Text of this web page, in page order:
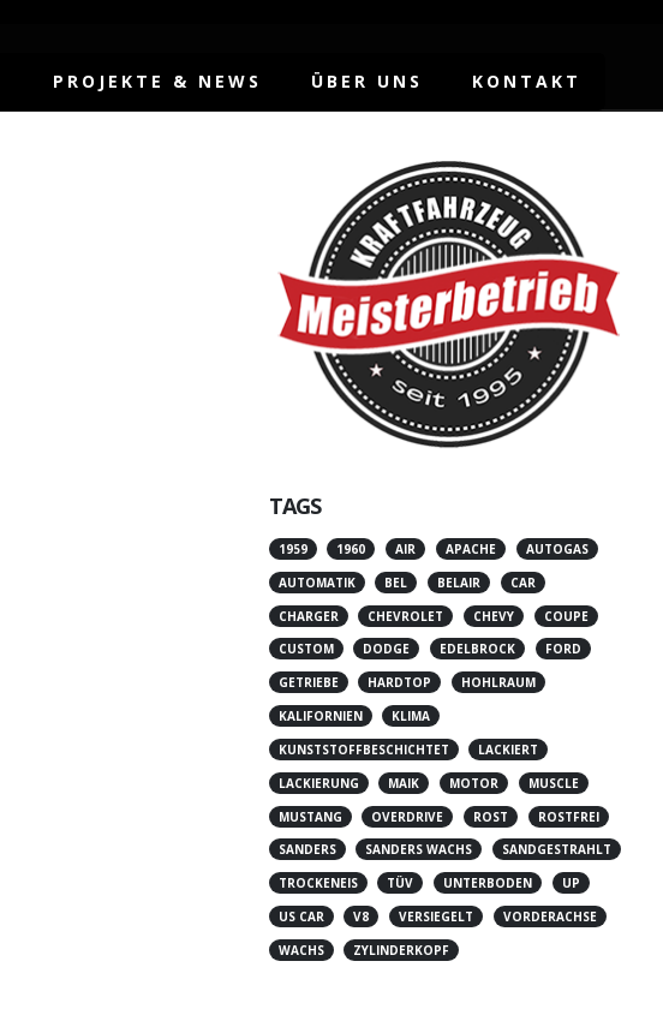
PROJEKTE & NEWS ÜBER UNS KONTAKT
TAGS
1959 1960 AIR APACHE
AUTOGAS
AUTOMATIK
BEL BELAIR
CAR
CHARGER
CHEVROLET CHEVY
COUPE
CUSTOM
DODGE EDELBROCK
FORD
GETRIEBE
HARDTOP
HOHLRAUM
KALIFORNIEN
KLIMA
KUNSTSTOFFBESCHICHTET
LACKIERT
LACKIERUNG
MAIK MOTOR
MUSCLE
MUSTANG
OVERDRIVE ROST
ROSTFREI
SANDERS
SANDERS WACHS
SANDGESTRAHLT
TROCKENEIS
TÜV UNTERBODEN
UP
US CAR
V8 VERSIEGELT
VORDERACHSE
WACHS
ZYLINDERKOPF